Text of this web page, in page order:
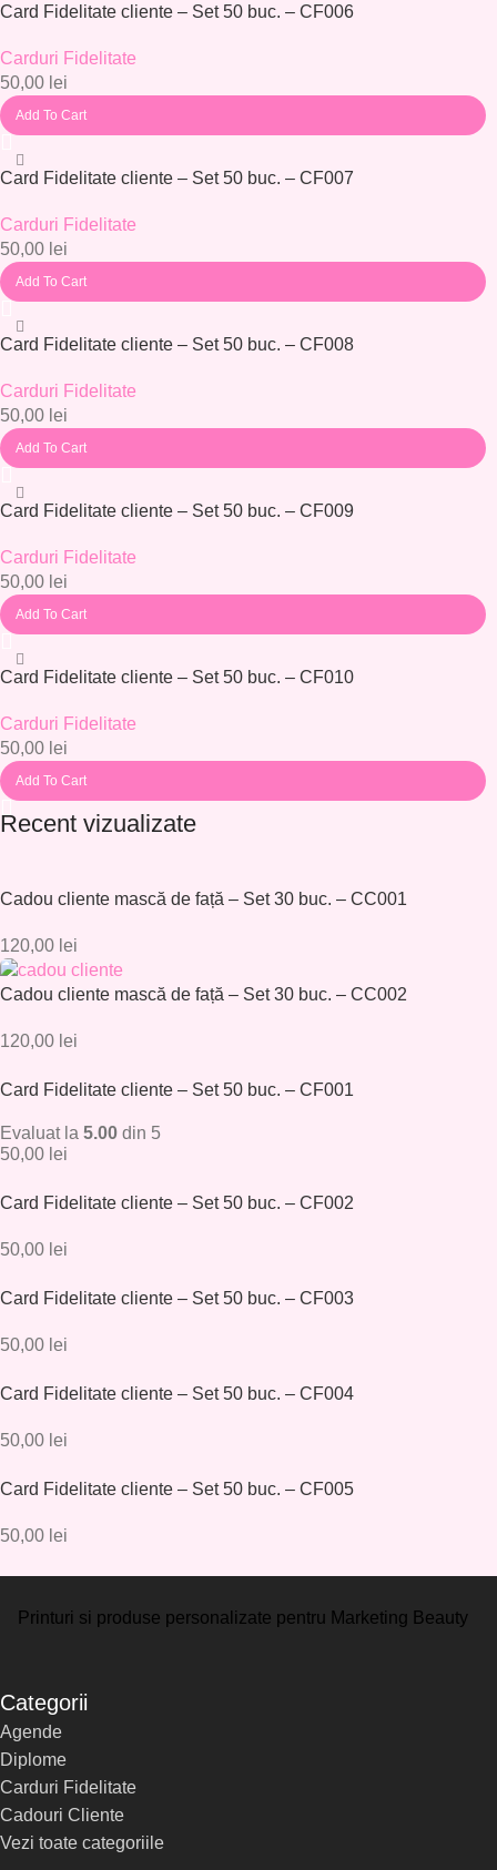
Card Fidelitate cliente – Set 50 buc. – CF006
Carduri Fidelitate
50,00 lei
Add To Cart
Card Fidelitate cliente – Set 50 buc. – CF007
Carduri Fidelitate
50,00 lei
Add To Cart
Card Fidelitate cliente – Set 50 buc. – CF008
Carduri Fidelitate
50,00 lei
Add To Cart
Card Fidelitate cliente – Set 50 buc. – CF009
Carduri Fidelitate
50,00 lei
Add To Cart
Card Fidelitate cliente – Set 50 buc. – CF010
Carduri Fidelitate
50,00 lei
Add To Cart
Recent vizualizate
Cadou cliente mască de față – Set 30 buc. – CC001
120,00 lei
Cadou cliente mască de față – Set 30 buc. – CC002
120,00 lei
Card Fidelitate cliente – Set 50 buc. – CF001
Evaluat la 5.00 din 5
50,00 lei
Card Fidelitate cliente – Set 50 buc. – CF002
50,00 lei
Card Fidelitate cliente – Set 50 buc. – CF003
50,00 lei
Card Fidelitate cliente – Set 50 buc. – CF004
50,00 lei
Card Fidelitate cliente – Set 50 buc. – CF005
50,00 lei
Printuri si produse personalizate pentru Marketing Beauty
Categorii
Agende
Diplome
Carduri Fidelitate
Cadouri Cliente
Vezi toate categoriile